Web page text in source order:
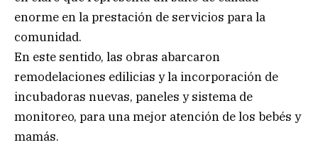
enorme en la prestación de servicios para la
comunidad.
En este sentido, las obras abarcaron
remodelaciones edilicias y la incorporación de
incubadoras nuevas, paneles y sistema de
monitoreo, para una mejor atención de los bebés y
mamás.